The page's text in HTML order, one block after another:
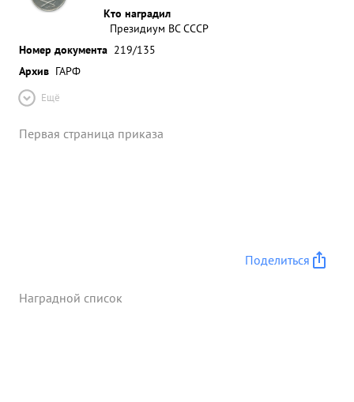
Кто наградил
Президиум ВС СССР
Номер документа 219/135
Архив ГАРФ
Ещё
Первая страница приказа
Поделиться
Наградной список